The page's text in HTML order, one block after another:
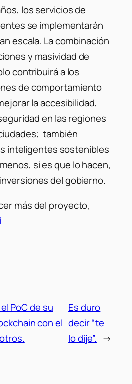
los servicios de
se implementarán
escala. La combinación
y masividad de
contribuirá a los
de comportamiento
la accesibilidad,
en las regiones
también
inteligentes sostenibles
si es que lo hacen,
del gobierno.
más del proyecto,
PoC de su
con el
Es duro
decir “te
lo dije”. →